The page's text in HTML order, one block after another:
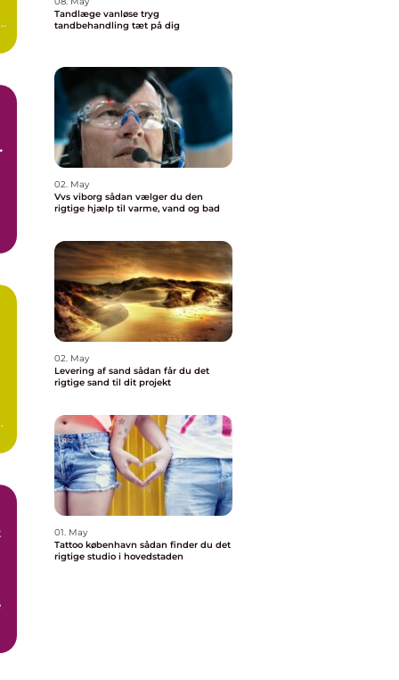
Tandlæge vanløse tryg
tandbehandling tæt på dig
02. May
Vvs viborg sådan vælger du den
rigtige hjælp til varme, vand og bad
02. May
Levering af sand sådan får du det
rigtige sand til dit projekt
01. May
Tattoo københavn sådan finder du det
rigtige studio i hovedstaden